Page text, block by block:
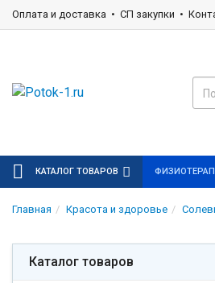
Оплата и доставка СП закупки
КАТАЛОГ ТОВАРОВ
Главная Красота и здоровье
Каталог товаров